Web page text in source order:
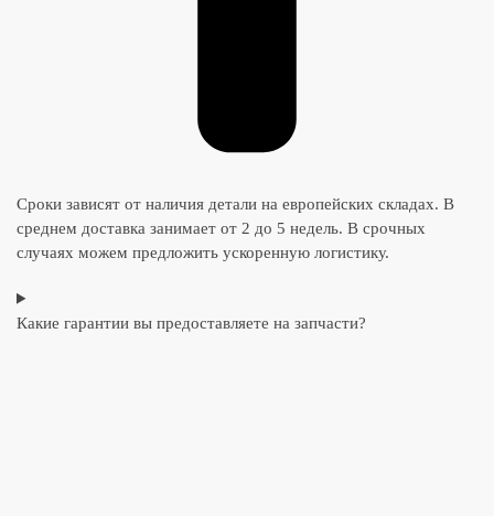
Сроки зависят от наличия детали на европейских складах. В
среднем доставка занимает от 2 до 5 недель. В срочных
случаях можем предложить ускоренную логистику.
Какие гарантии вы предоставляете на запчасти?